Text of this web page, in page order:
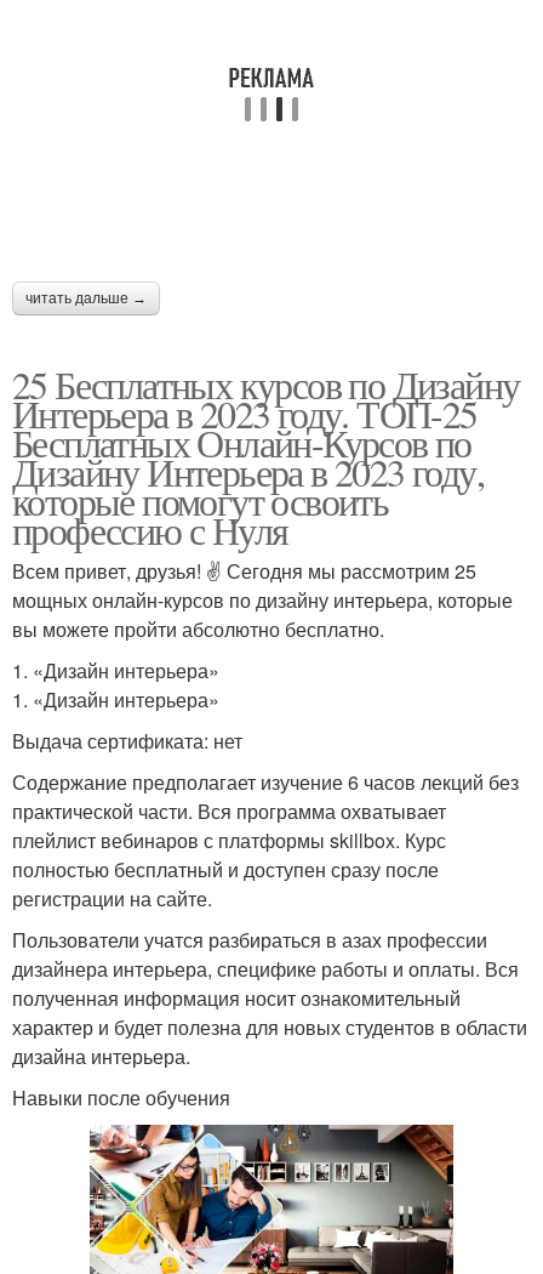
читать дальше →
25 Бесплатных курсов по Дизайну
Интерьера в 2023 году. ТОП-25
Бесплатных Онлайн-Курсов по
Дизайну Интерьера в 2023 году,
которые помогут освоить
профессию с Нуля
Всем привет, друзья! ✌ Сегодня мы рассмотрим 25
мощных онлайн-курсов по дизайну интерьера, которые
вы можете пройти абсолютно бесплатно.
1. «Дизайн интерьера»
1. «Дизайн интерьера»
Выдача сертификата: нет
Содержание предполагает изучение 6 часов лекций без
практической части. Вся программа охватывает
плейлист вебинаров с платформы skillbox. Курс
полностью бесплатный и доступен сразу после
регистрации на сайте.
Пользователи учатся разбираться в азах профессии
дизайнера интерьера, специфике работы и оплаты. Вся
полученная информация носит ознакомительный
характер и будет полезна для новых студентов в области
дизайна интерьера.
Навыки после обучения